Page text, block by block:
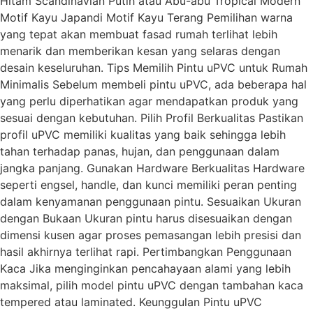
Motif Kayu Japandi Motif Kayu Terang Pemilihan warna
yang tepat akan membuat fasad rumah terlihat lebih
menarik dan memberikan kesan yang selaras dengan
desain keseluruhan. Tips Memilih Pintu uPVC untuk Rumah
Minimalis Sebelum membeli pintu uPVC, ada beberapa hal
yang perlu diperhatikan agar mendapatkan produk yang
sesuai dengan kebutuhan. Pilih Profil Berkualitas Pastikan
profil uPVC memiliki kualitas yang baik sehingga lebih
tahan terhadap panas, hujan, dan penggunaan dalam
jangka panjang. Gunakan Hardware Berkualitas Hardware
seperti engsel, handle, dan kunci memiliki peran penting
dalam kenyamanan penggunaan pintu. Sesuaikan Ukuran
dengan Bukaan Ukuran pintu harus disesuaikan dengan
dimensi kusen agar proses pemasangan lebih presisi dan
hasil akhirnya terlihat rapi. Pertimbangkan Penggunaan
Kaca Jika menginginkan pencahayaan alami yang lebih
maksimal, pilih model pintu uPVC dengan tambahan kaca
tempered atau laminated. Keunggulan Pintu uPVC